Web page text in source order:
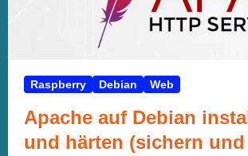
Raspberry Debian Web
Apache auf Debian
und härten (sichern und